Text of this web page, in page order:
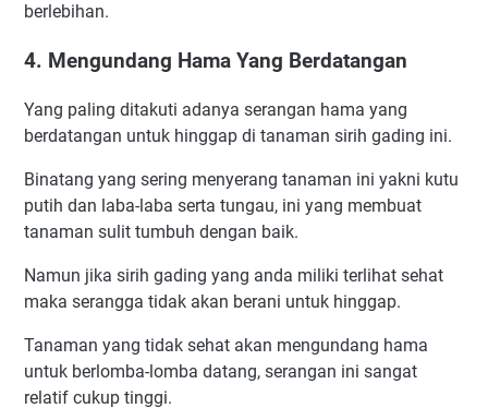
berlebihan.
4. Mengundang Hama Yang Berdatangan
Yang paling ditakuti adanya serangan hama yang
berdatangan untuk hinggap di tanaman sirih gading ini.
Binatang yang sering menyerang tanaman ini yakni kutu
putih dan laba-laba serta tungau, ini yang membuat
tanaman sulit tumbuh dengan baik.
Namun jika sirih gading yang anda miliki terlihat sehat
maka serangga tidak akan berani untuk hinggap.
Tanaman yang tidak sehat akan mengundang hama
untuk berlomba-lomba datang, serangan ini sangat
relatif cukup tinggi.